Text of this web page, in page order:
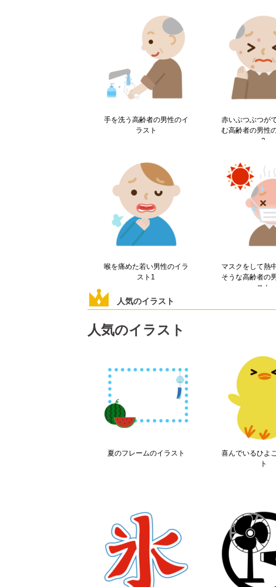
手を洗う高齢者の男性のイ
ラスト
赤いぶつぶつが
む高齢者の男性
2
喉を痛めた若い男性のイラ
スト1
マスクをして熱
そうな高齢者の
スト
人気のイラスト
人気のイラスト
夏のフレームのイラスト
喜んでいるひよ
ト